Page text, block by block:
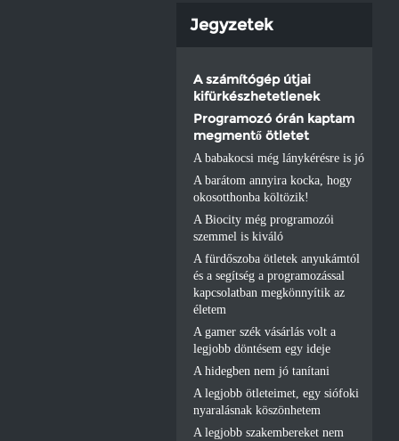
Jegyzetek
A számítógép útjai
kifürkészhetetlenek
Programozó órán kaptam
megmentő ötletet
A babakocsi még lánykérésre is jó
A barátom annyira kocka, hogy
okosotthonba költözik!
A Biocity még programozói
szemmel is kiváló
A fürdőszoba ötletek anyukámtól
és a segítség a programozással
kapcsolatban megkönnyítik az
életem
A gamer szék vásárlás volt a
legjobb döntésem egy ideje
A hidegben nem jó tanítani
A legjobb ötleteimet, egy siófoki
nyaralásnak köszönhetem
A legjobb szakembereket nem